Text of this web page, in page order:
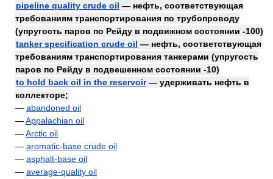
pipeline quality crude oil — нефть, соответствующая
требованиям транспортирования по трубопроводу
(упругость паров по Рейду в подвижном состоянии -100)
tanker specification crude oil — нефть, соответствующая
требованиям транспортирования танкерами (упругость
паров по Рейду в подвешенном состоянии -10)
to hold back oil in the reservoir— удерживать нефть в
коллекторе;
— abandoned oil
—Appalachian oil
—Arctic oil
— aromatic-base crude oil
— asphalt-base oil
— average-quality oil